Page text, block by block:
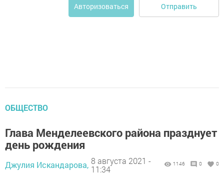
Авторизоваться Отправить
ОБЩЕСТВО
Глава Менделеевского района празднует
день рождения
Джулия Искандарова, 8 августа 2021 -
11:34
1146 0 0